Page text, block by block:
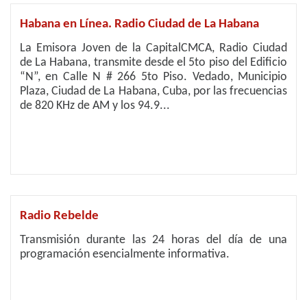
Habana en Línea. Radio Ciudad de La Habana
La Emisora Joven de la CapitalCMCA, Radio Ciudad
de La Habana, transmite desde el 5to piso del Edificio
“N”, en Calle N # 266 5to Piso. Vedado, Municipio
Plaza, Ciudad de La Habana, Cuba, por las frecuencias
de 820 KHz de AM y los 94.9...
Radio Rebelde
Transmisión durante las 24 horas del día de una
programación esencialmente informativa.